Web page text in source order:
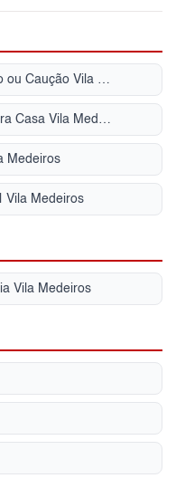
Alugar Casa Que Aceita Depósito ou Caução Vila Medeiros - SP
Casa Para Alugar C Churrasqueira Casa Vila Medeiros - SP
Medeiros
Vila Medeiros
Vila Medeiros